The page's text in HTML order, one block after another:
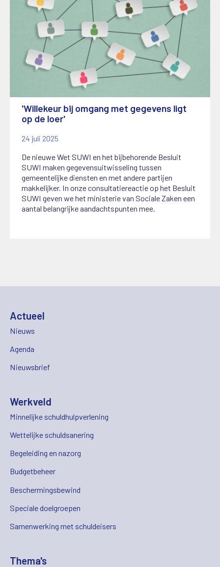
'Willekeur bij omgang met gegevens ligt
op de loer'
24 juli 2025
De nieuwe Wet SUWI en het bijbehorende Besluit
SUWI maken gegevensuitwisseling tussen
gemeentelijke diensten en met andere partijen
makkelijker. In onze consultatiereactie op het Besluit
SUWI geven we het ministerie van Sociale Zaken een
aantal belangrijke aandachtspunten mee.
Actueel
Nieuws
Agenda
Nieuwsbrief
Werkveld
Minnelijke schuldhulpverlening
Wettelijke schuldsanering
Begeleiding en nazorg
Budgetbeheer
Beschermingsbewind
Speciale doelgroepen
Samenwerking met schuldeisers
Thema's